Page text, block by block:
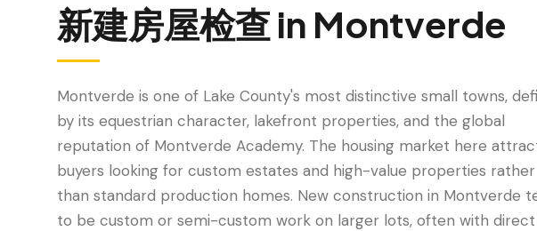
新建房屋检查in Montverde
Montverde is one of Lake County's most distinctive small towns,
by its equestrian character, lakefront properties, and the global
reputation of Montverde Academy. The housing market here
buyers looking for custom estates and high-value properties rather
than standard production homes. New construction in Montverde
to be custom or semi-custom work on larger lots, often with direct